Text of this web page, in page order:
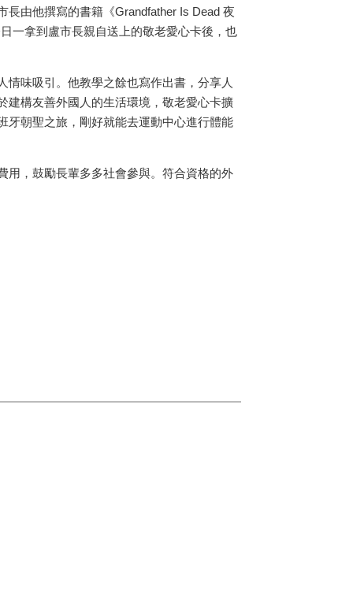
長由他撰寫的書籍《Grandfather Is Dead 夜
一拿到盧市長親自送上的敬老愛心卡後，也
情味吸引。他教學之餘也寫作出書，分享人
建構友善外國人的生活環境，敬老愛心卡擴
牙朝聖之旅，剛好就能去運動中心進行體能
用，鼓勵長輩多多社會參與。符合資格的外